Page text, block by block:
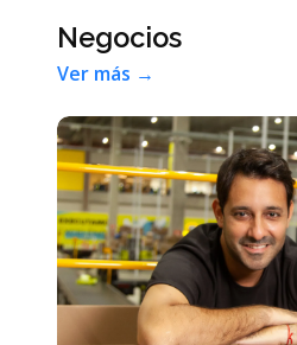
Negocios
Ver más →